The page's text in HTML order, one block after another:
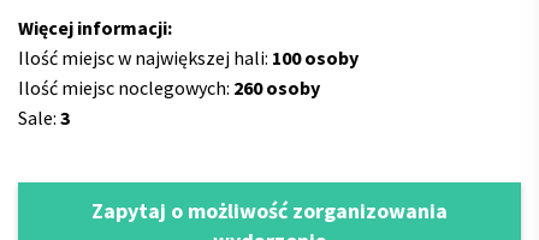
Więcej informacji:
Ilość miejsc w największej hali: 100 osoby
Ilość miejsc noclegowych: 260 osoby
Sale: 3
Zapytaj o możliwość zorganizowania